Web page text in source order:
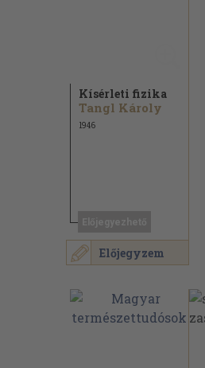
Előjegyzem
Kísérleti fizika
Tangl Károly
1946